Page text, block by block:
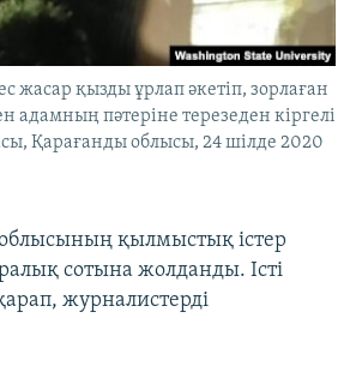
жасар қызды ұрлап әкетіп, зорлаған
адамның пәтеріне терезеден кіргелі
Қарағанды облысы, 24 шілде 2020
қылмыстық істер
сотына жолданды. Істі
журналистерді